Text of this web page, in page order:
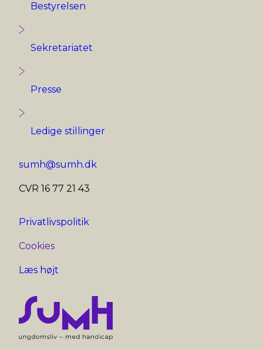
Bestyrelsen
Sekretariatet
Presse
Ledige stillinger
sumh@sumh.dk
CVR 16 77 21 43
Privatlivspolitik
Cookies
Læs højt